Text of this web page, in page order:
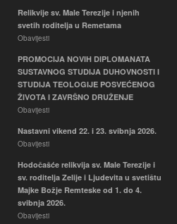
Relikvije sv. Male Terezije i njenih
svetih roditelja u Remetama
Obavijesti
PROMOCIJA NOVIH DIPLOMANATA
SUSTAVNOG STUDIJA DUHOVNOSTI I
STUDIJA TEOLOGIJE POSVEĆENOG
ŽIVOTA I ZAVRŠNO DRUŽENJE
Obavijesti
Nastavni vikend 22. i 23. svibnja 2026.
Obavijesti
Hodočašće relikvija sv. Male Terezije i
sv. roditelja Zelije i Ljudevita u svetištu
Majke Božje Remteske od 1. do 4.
svibnja 2026.
Obavijesti